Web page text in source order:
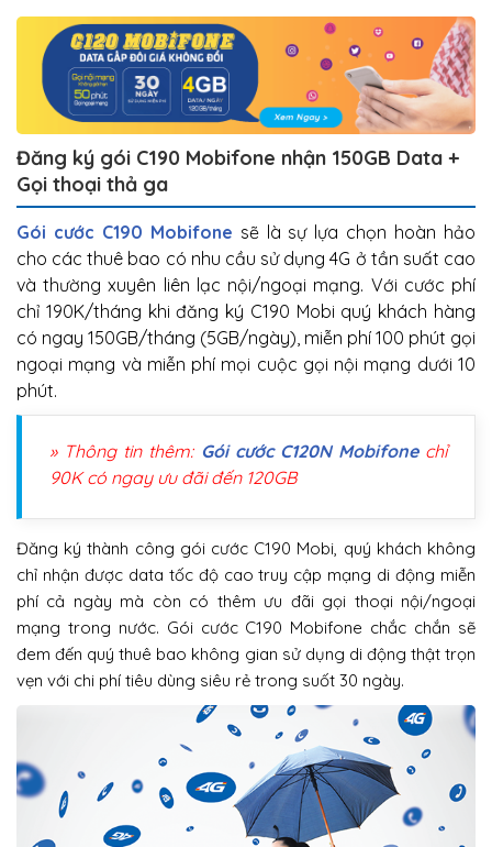
Đăng ký gói C190 Mobifone nhận 150GB Data +
Gọi thoại thả ga
Gói cước C190 Mobifone sẽ là sự lựa chọn hoàn hảo
cho các thuê bao có nhu cầu sử dụng 4G ở tần suất cao
và thường xuyên liên lạc nội/ngoại mạng. Với cước phí
chỉ 190K/tháng khi đăng ký C190 Mobi quý khách hàng
có ngay 150GB/tháng (5GB/ngày), miễn phí 100 phút gọi
ngoại mạng và miễn phí mọi cuộc gọi nội mạng dưới 10
phút.
» Thông tin thêm: Gói cước C120N Mobifone chỉ
90K có ngay ưu đãi đến 120GB
Đăng ký thành công gói cước C190 Mobi, quý khách không
chỉ nhận được data tốc độ cao truy cập mạng di động miễn
phí cả ngày mà còn có thêm ưu đãi gọi thoại nội/ngoại
mạng trong nước. Gói cước C190 Mobifone chắc chắn sẽ
đem đến quý thuê bao không gian sử dụng di động thật trọn
vẹn với chi phí tiêu dùng siêu rẻ trong suốt 30 ngày.